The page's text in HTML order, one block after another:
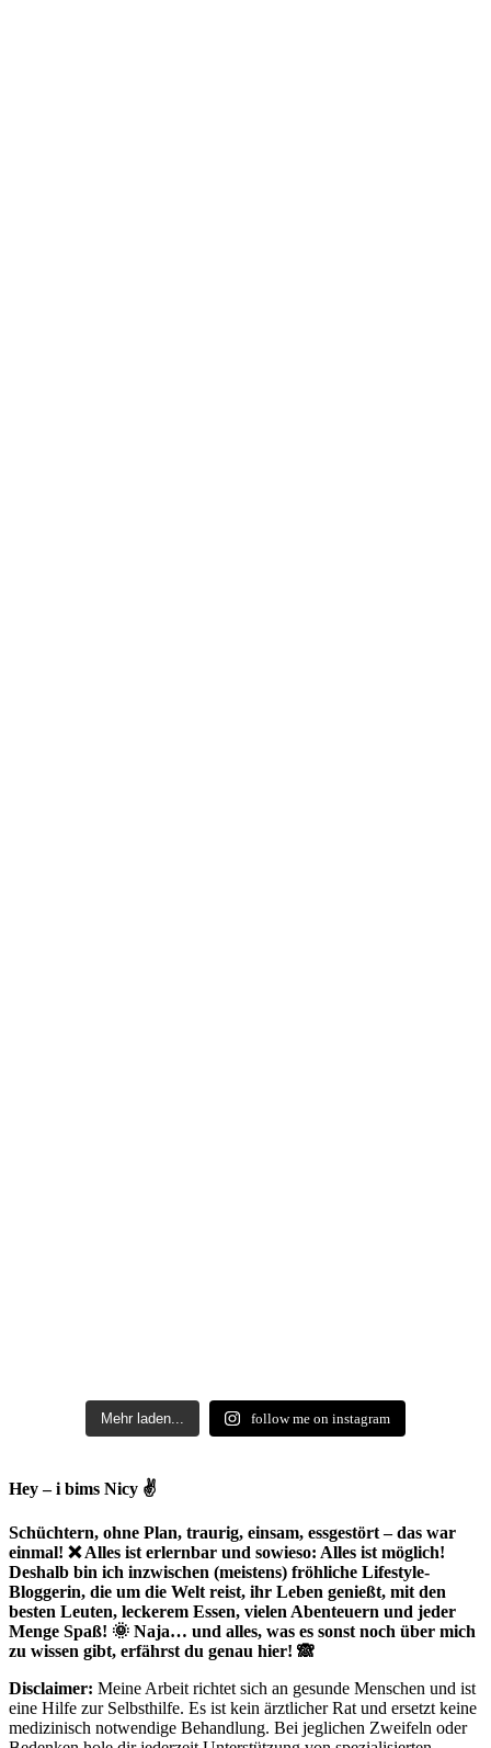
Mehr laden... follow me on instagram
Hey – i bims Nicy ✌
Schüchtern, ohne Plan, traurig, einsam, essgestört – das war
einmal! ❌ Alles ist erlernbar und sowieso: Alles ist möglich!
Deshalb bin ich inzwischen (meistens) fröhliche Lifestyle-
Bloggerin, die um die Welt reist, ihr Leben genießt, mit den
besten Leuten, leckerem Essen, vielen Abenteuern und jeder
Menge Spaß! 🌞 Naja… und alles, was es sonst noch über mich
zu wissen gibt, erfährst du genau hier! 🙈
Disclaimer: Meine Arbeit richtet sich an gesunde Menschen und ist
eine Hilfe zur Selbsthilfe. Es ist kein ärztlicher Rat und ersetzt keine
medizinisch notwendige Behandlung. Bei jeglichen Zweifeln oder